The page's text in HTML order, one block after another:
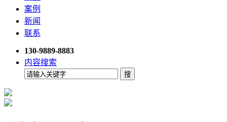
案例
新闻
联系
130-9889-8883
内容搜索